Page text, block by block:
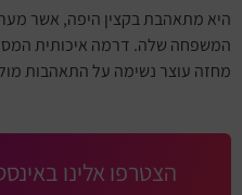
היא מתאהבת בקצין היפה, אשר
המשפחה שלה. דרמה איכותית
מחזה עוצר נשימה על התאהבות
הצטרפו אלינו